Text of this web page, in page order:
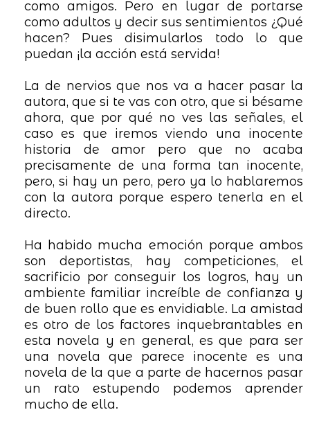
como amigos. Pero en lugar de portarse
como adultos y decir sus sentimientos ¿Qué
hacen? Pues disimularlos todo lo que
puedan ¡la acción está servida!
La de nervios que nos va a hacer pasar la
autora, que si te vas con otro, que si bésame
ahora, que por qué no ves las señales, el
caso es que iremos viendo una inocente
historia de amor pero que no acaba
precisamente de una forma tan inocente,
pero, si hay un pero, pero ya lo hablaremos
con la autora porque espero tenerla en el
directo.
Ha habido mucha emoción porque ambos
son deportistas, hay competiciones, el
sacrificio por conseguir los logros, hay un
ambiente familiar increíble de confianza y
de buen rollo que es envidiable. La amistad
es otro de los factores inquebrantables en
esta novela y en general, es que para ser
una novela que parece inocente es una
novela de la que a parte de hacernos pasar
un rato estupendo podemos aprender
mucho de ella.